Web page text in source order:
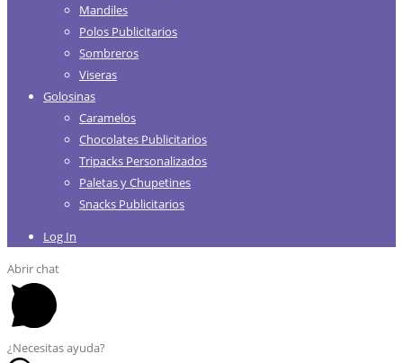
Mandiles
Polos Publicitarios
Sombreros
Viseras
Golosinas
Caramelos
Chocolates Publicitarios
Tripacks Personalizados
Paletas y Chupetines
Snacks Publicitarios
Log In
Abrir chat
¿Necesitas ayuda?